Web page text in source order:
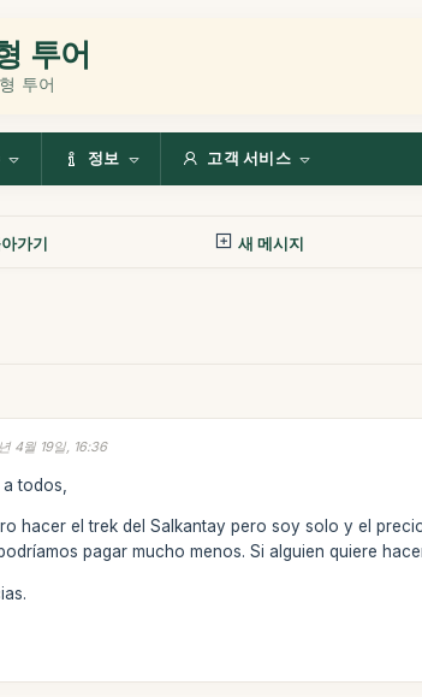
투어
투어
정보 고객 서비스
가기 새 메시지
4월 19일, 16:36
todos,
hacer el trek del Salkantay pero soy solo y el
pagar mucho menos. Si alguien quiere